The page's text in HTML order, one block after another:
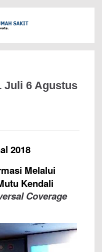
Juli 6 Agustus
2018
Melalui
Kendali
Coverage